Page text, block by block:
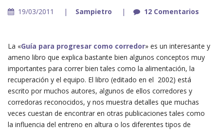
19/03/2011 Sampietro 12 Comentarios
La «Guía para progresar como corredor» es un interesante y
ameno libro que explica bastante bien algunos conceptos muy
importantes para correr bien tales como la alimentación, la
recuperación y el equipo. El libro (editado en el 2002) está
escrito por muchos autores, algunos de ellos corredores y
corredoras reconocidos, y nos muestra detalles que muchas
veces cuestan de encontrar en otras publicaciones tales como
la influencia del entreno en altura o los diferentes tipos de